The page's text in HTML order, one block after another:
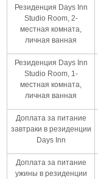
Резиденция Days Inn
Studio Room, 2-
местная комната,
личная ванная
Резиденция Days Inn
Studio Room, 1-
местная комната,
личная ванная
Доплата за питание
завтраки в резиденции
Days Inn
Доплата за питание
ужины в резиденции